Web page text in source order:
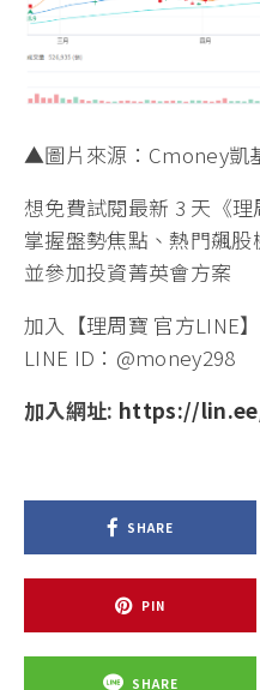
▲圖片來源：Cmoney凱
想免費試閱最新 3 天《理
掌握盤勢焦點、熱門飆股
並參加投資菁英會方案
加入【理周寶 官方LINE】
LINE ID：@money298
加入網址: https://
SHARE
PIN
SHARE